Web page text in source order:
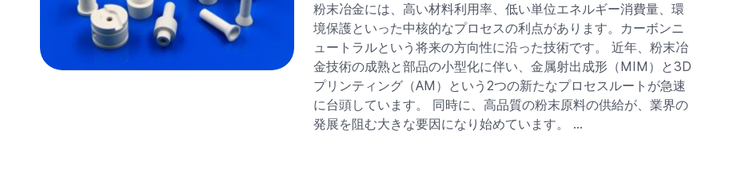
粉末冶金には、高い材料利用率、低い単位エネルギー消費量、環
境保護といった中核的なプロセスの利点があります。カーボンニ
ュートラルという将来の方向性に沿った技術です。 近年、粉末冶
金技術の成熟と部品の小型化に伴い、金属射出成形（MIM）と3D
プリンティング（AM）という2つの新たなプロセスルートが急速
に台頭しています。 同時に、高品質の粉末原料の供給が、業界の
発展を阻む大きな要因になり始めています。 …